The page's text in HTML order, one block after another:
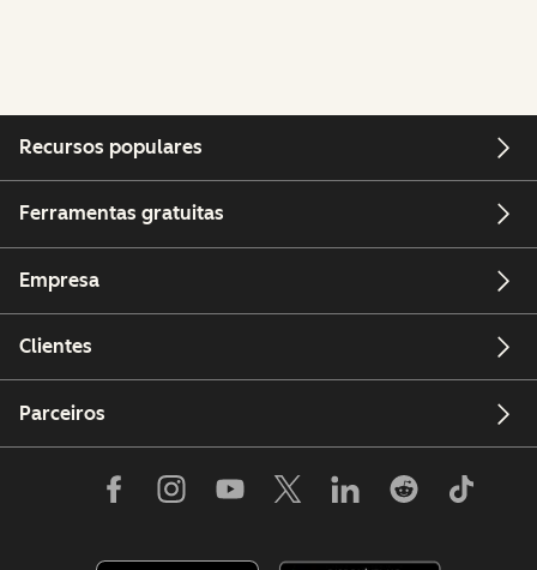
Recursos populares
Ferramentas gratuitas
Empresa
Clientes
Parceiros